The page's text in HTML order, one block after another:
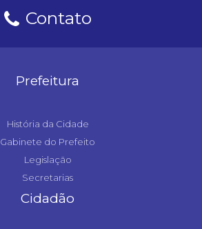
Contato
Prefeitura
História da Cidade
Gabinete do Prefeito
Legislação
Secretarias
Cidadão